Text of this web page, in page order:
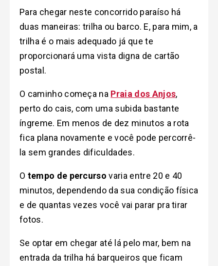
Para chegar neste concorrido paraíso há
duas maneiras: trilha ou barco. E, para mim, a
trilha é o mais adequado já que te
proporcionará uma vista digna de cartão
postal.
O caminho começa na Praia dos Anjos,
perto do cais, com uma subida bastante
íngreme. Em menos de dez minutos a rota
fica plana novamente e você pode percorrê-
la sem grandes dificuldades.
O tempo de percurso varia entre 20 e 40
minutos, dependendo da sua condição física
e de quantas vezes você vai parar pra tirar
fotos.
Se optar em chegar até lá pelo mar, bem na
entrada da trilha há barqueiros que ficam